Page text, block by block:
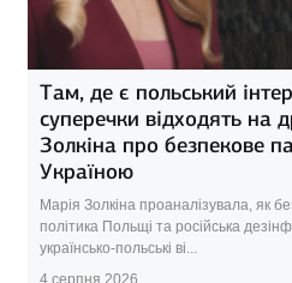
Там, де є польський
суперечки відходять на
Золкіна про безпекове
Україною
Марія Золкіна проаналізувала, як
політика Польщі та російська
українсько-польські ві...
4 серпня 2026